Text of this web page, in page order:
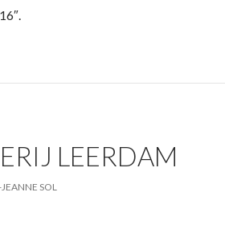
LEERDAM
SOL